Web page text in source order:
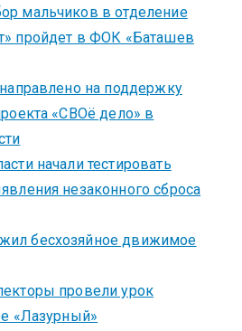
мальчиков в отделение
пройдет в ФОК «Баташев
на поддержку
«СВОё дело» в
начали тестировать
незаконного сброса
бесхозяйное движимое
провели урок
«Лазурный»